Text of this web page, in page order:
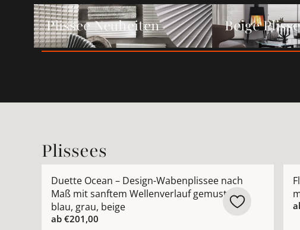
Plissee Neuheiten ansehen
Plissee Neuheiten
Beige Plissees
Beige
Plissees
Duette Ocean – Design-Wabenplissee nach
Maß mit sanftem Wellenverlauf gemustert
blau, grau, beige
ab €201,00